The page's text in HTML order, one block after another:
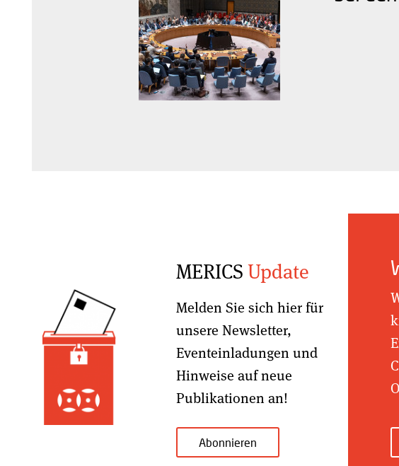
MERICSUpdate
Melden Sie sich hier für
unsere Newsletter,
Eventeinladungen und
Hinweise auf neue
Publikationen an!
Abonnieren